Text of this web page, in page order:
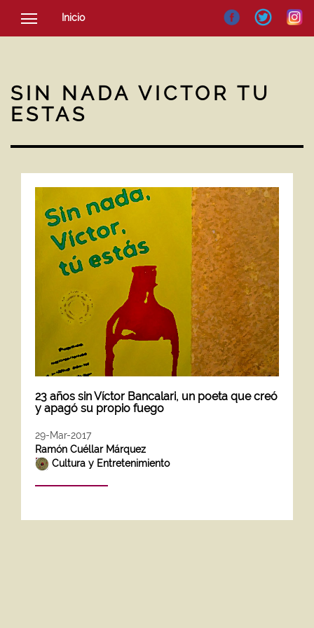
Inicio
SOCIEDAD
NOTICIAS
SIN NADA VICTOR TU
ESTAS
23 años sin Víctor Bancalari, un poeta que creó
y apagó su propio fuego
29-Mar-2017
Ramón Cuéllar Márquez
Cultura y Entretenimiento